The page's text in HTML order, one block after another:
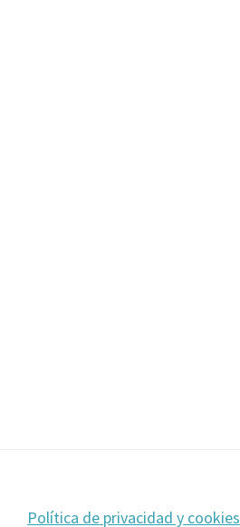
Footer
Política de privacidad y cookies